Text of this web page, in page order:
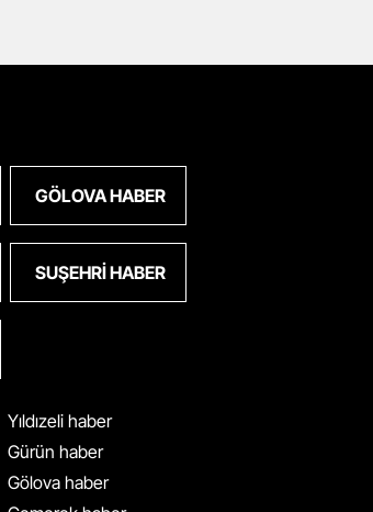
GÖLOVA HABER
SUŞEHRI HABER
Yıldızeli haber
Gürün haber
Gölova haber